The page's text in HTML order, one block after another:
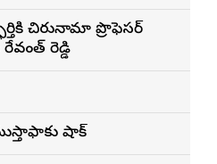
చిరునామా ప్రొఫెసర్
రెడ్డి
షాక్